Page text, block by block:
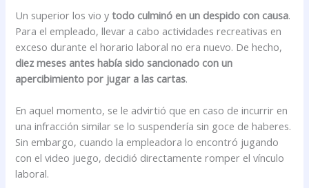
Un superior los vio ytodo culminó en un despido con causa.
Para el empleado, llevar a cabo actividades recreativas en
exceso durante el horario laboral no era nuevo. De hecho,
diez meses antes había sido sancionado con un
apercibimiento por jugar a las cartas.
En aquel momento, se le advirtió que en caso de incurrir en
una infracción similar se lo suspendería sin goce de haberes.
Sin embargo, cuando la empleadora lo encontró jugando
con el video juego, decidió directamente romper el vínculo
laboral.